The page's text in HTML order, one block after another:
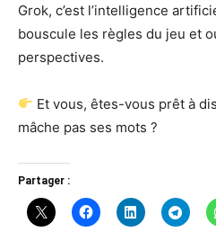
Grok, c’est l’intelligence
bouscule les règles du jeu et
perspectives.
Et vous, êtes-vous prêt à
mâche pas ses mots ?
Partager :